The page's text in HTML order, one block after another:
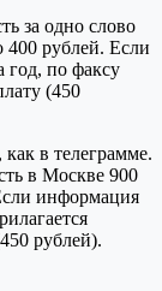
за одно слово
400 рублей. Если
год, по факсу
(450
в телеграмме.
в Москве 900
информация
рублей).